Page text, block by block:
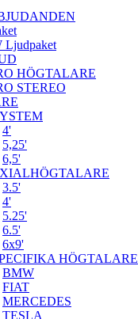
Ljudpaket
HÖGTALARE
STEREO
4'
5,25'
6,5'
3.5'
4'
5.25'
6.5'
6x9'
HÖGTALARE
BMW
FIAT
MERCEDES
TESLA